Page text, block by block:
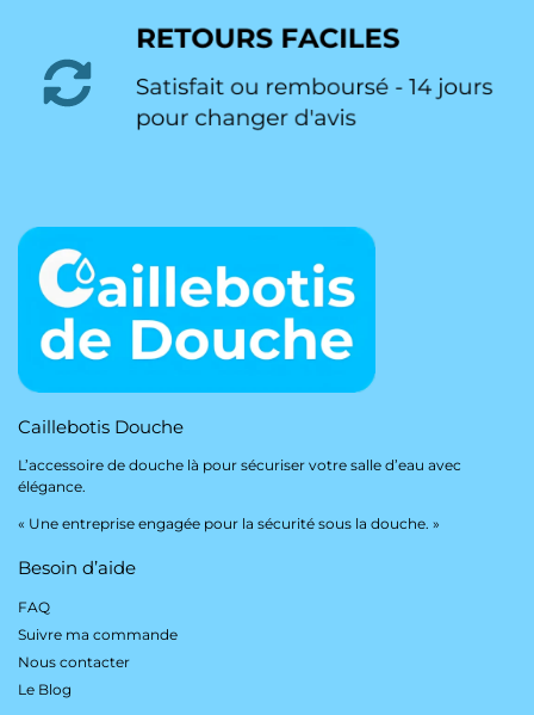
Caillebotis Douche
L’accessoire de douche là pour sécuriser votre salle d’eau avec
élégance.
« Une entreprise engagée pour la sécurité sous la douche. »
Besoin d’aide
FAQ
Suivre ma commande
Nous contacter
Le Blog